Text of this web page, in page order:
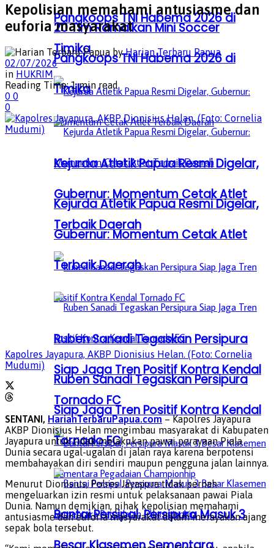
Pangkoops TNI Habema 2026 di
Timika
Kejurda Atletik Papua Resmi Digelar,
Gubernur: Momentum Cetak Atlet
Terbaik Daerah
Ruben Sanadi Tegaskan Persipura
Siap Jaga Tren Positif Kontra Kendal
Tornado FC
Bantai Persipal, Persipura Masuk 3
20 Tim Ramaikan Mini Soccer
Pangkoops TNI Habema 2026 di
Timika
Kejurda Atletik Papua Resmi Digelar,
Gubernur: Momentum Cetak Atlet
Terbaik Daerah
Ruben Sanadi Tegaskan Persipura
Siap Jaga Tren Positif Kontra Kendal
Tornado FC
Kepolisian memahami antusiasme dan
euforia masyarakat
by Harian Terbaru Papua
02/07/2026
in HUKRIM
Reading Time: 1 min read
0 0
0
Kapolres Jayapura, AKBP Dionisius Helan. (Foto: Cornelia
Mudumi)
SENTANI, HarianTerbaruPapua.com – Kapolres Jayapura
AKBP Dionisius Helan mengimbau masyarakat di Kabupaten
Jayapura untuk tidak melakukan pawai perayaan Piala
Dunia secara ugal-ugalan di jalan raya karena berpotensi
membahayakan diri sendiri maupun pengguna jalan lainnya.
Menurut Dionisius, Polres Jayapura tidak pernah
mengeluarkan izin resmi untuk pelaksanaan pawai Piala
Dunia. Namun demikian, pihak kepolisian memahami
antusiasme dan euforia masyarakat dalam merayakan ajang
sepak bola tersebut.